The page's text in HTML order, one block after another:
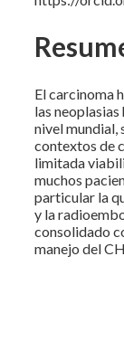
El carcinoma
las
nivel mundial,
contextos de
limitada
muchos
particular la
y la
consolidado
manejo del